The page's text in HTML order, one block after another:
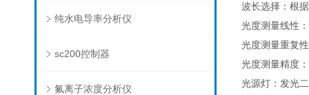
纯水电导率分析仪
sc200控制器
氟离子浓度分析仪
波长选择：根
光度测量线性
光度测量重复
光度测量精度
光源灯：发光